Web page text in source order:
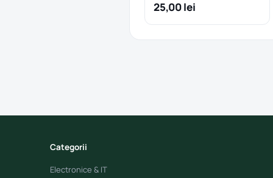
25,00 lei
Categorii
Electronice & IT